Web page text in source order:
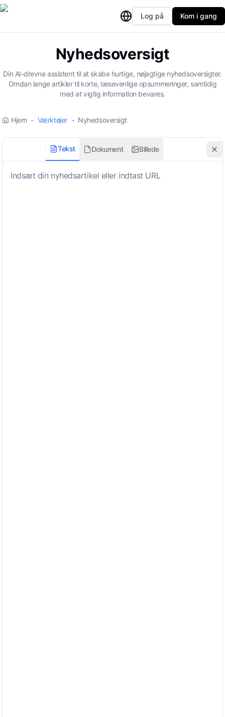
Log på Kom i gang
Nyhedsoversigt
Din AI-drevne assistent til at skabe hurtige, nøjagtige nyhedsoversigter.
Omdan lange artikler til korte, læsevenlige opsummeringer, samtidig
med at vigtig information bevares.
Hjem - Værktøjer - Nyhedsoversigt
Tekst Dokument Billede